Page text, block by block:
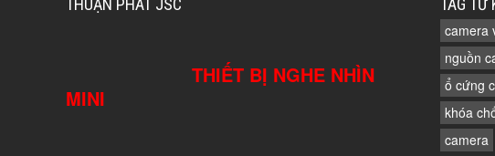
THUẬN PHÁT JSC
THIẾT BỊ NGHE NHÌN
MINI
TAG TỪ
camera
nguồn
ổ cứng
khóa
camera